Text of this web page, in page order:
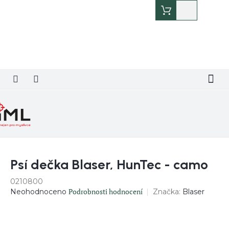
košík
Psí dečka Blaser, HunTec - camo
0210800
Průměrné
Neohodnoceno Podrobnosti hodnocení Značka: Blaser